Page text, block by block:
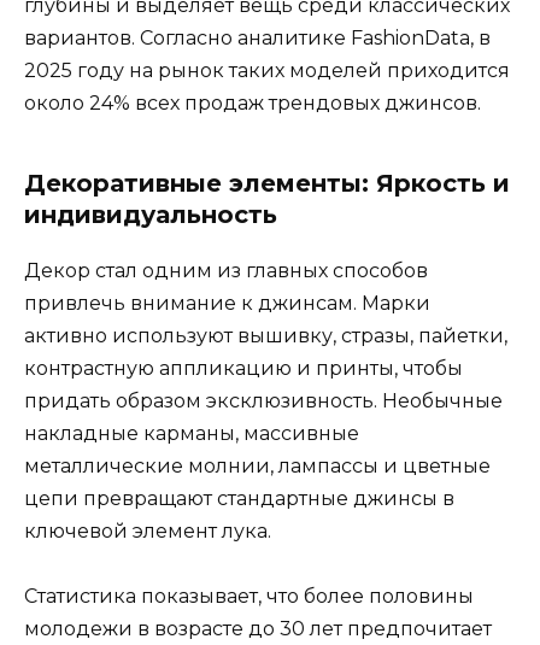
глубины и выделяет вещь среди классических
вариантов. Согласно аналитике FashionData, в
2025 году на рынок таких моделей приходится
около 24% всех продаж трендовых джинсов.
Декоративные элементы: Яркость и
индивидуальность
Декор стал одним из главных способов
привлечь внимание к джинсам. Марки
активно используют вышивку, стразы, пайетки,
контрастную аппликацию и принты, чтобы
придать образом эксклюзивность. Необычные
накладные карманы, массивные
металлические молнии, лампассы и цветные
цепи превращают стандартные джинсы в
ключевой элемент лука.
Статистика показывает, что более половины
молодежи в возрасте до 30 лет предпочитает